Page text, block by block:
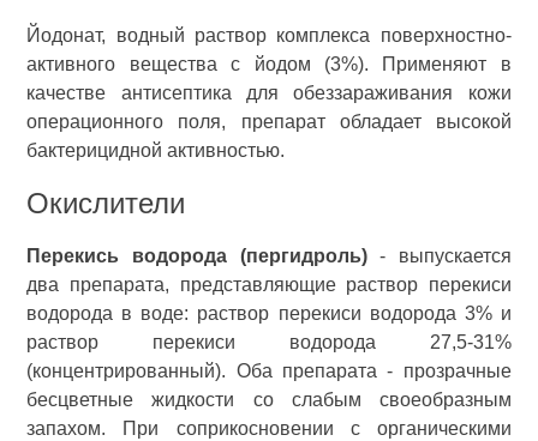
Йодонат, водный раствор комплекса поверхностно-
активного вещества с йодом (3%). Применяют в
качестве антисептика для обеззараживания кожи
операционного поля, препарат обладает высокой
бактерицидной активностью.
Окислители
Перекись водорода (пергидроль)- выпускается
два препарата, представляющие раствор перекиси
водорода в воде: раствор перекиси водорода 3% и
раствор перекиси водорода 27,5-31%
(концентрированный). Оба препарата - прозрачные
бесцветные жидкости со слабым своеобразным
запахом. При соприкосновении с органическими